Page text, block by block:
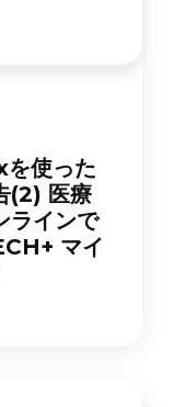
使った
(2) 医療
ラインで
マイ